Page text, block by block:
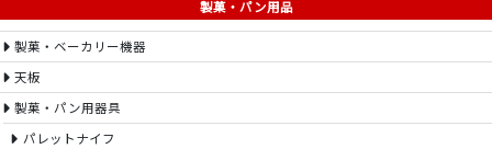
製菓・パン用品
製菓・ベーカリー機器
天板
製菓・パン用器具
パレットナイフ